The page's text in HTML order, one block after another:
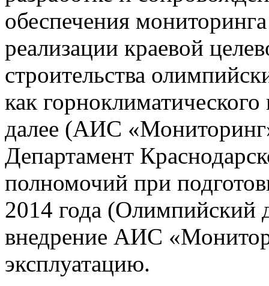
обеспечения
реализации краевой
строительства
как
далее (АИС
Департамент
полномочий при
2014 года (Олимпийский
внедрение АИС
эксплуатацию.